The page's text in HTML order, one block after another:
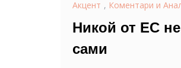
Акцент , Коментари и
Никой от ЕС
сами